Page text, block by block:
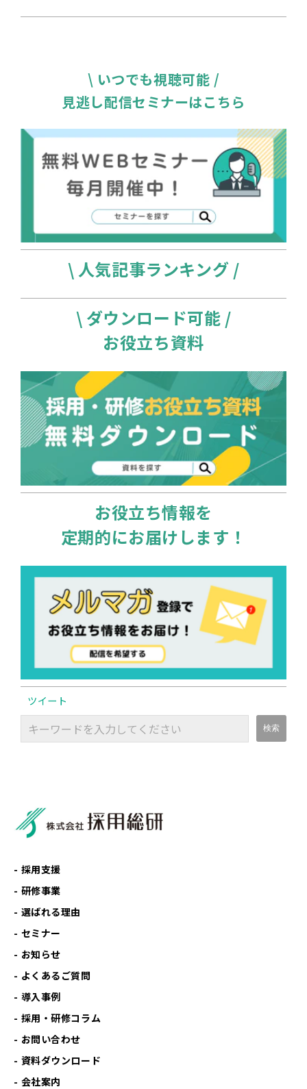
\ いつでも視聴可能 /
見逃し配信セミナーはこちら
\ 人気記事ランキング /
\ ダウンロード可能 /
お役立ち資料
お役立ち情報を
定期的にお届けします！
ツイート
採用支援
研修事業
選ばれる理由
セミナー
お知らせ
よくあるご質問
導入事例
採用・研修コラム
お問い合わせ
資料ダウンロード
会社案内